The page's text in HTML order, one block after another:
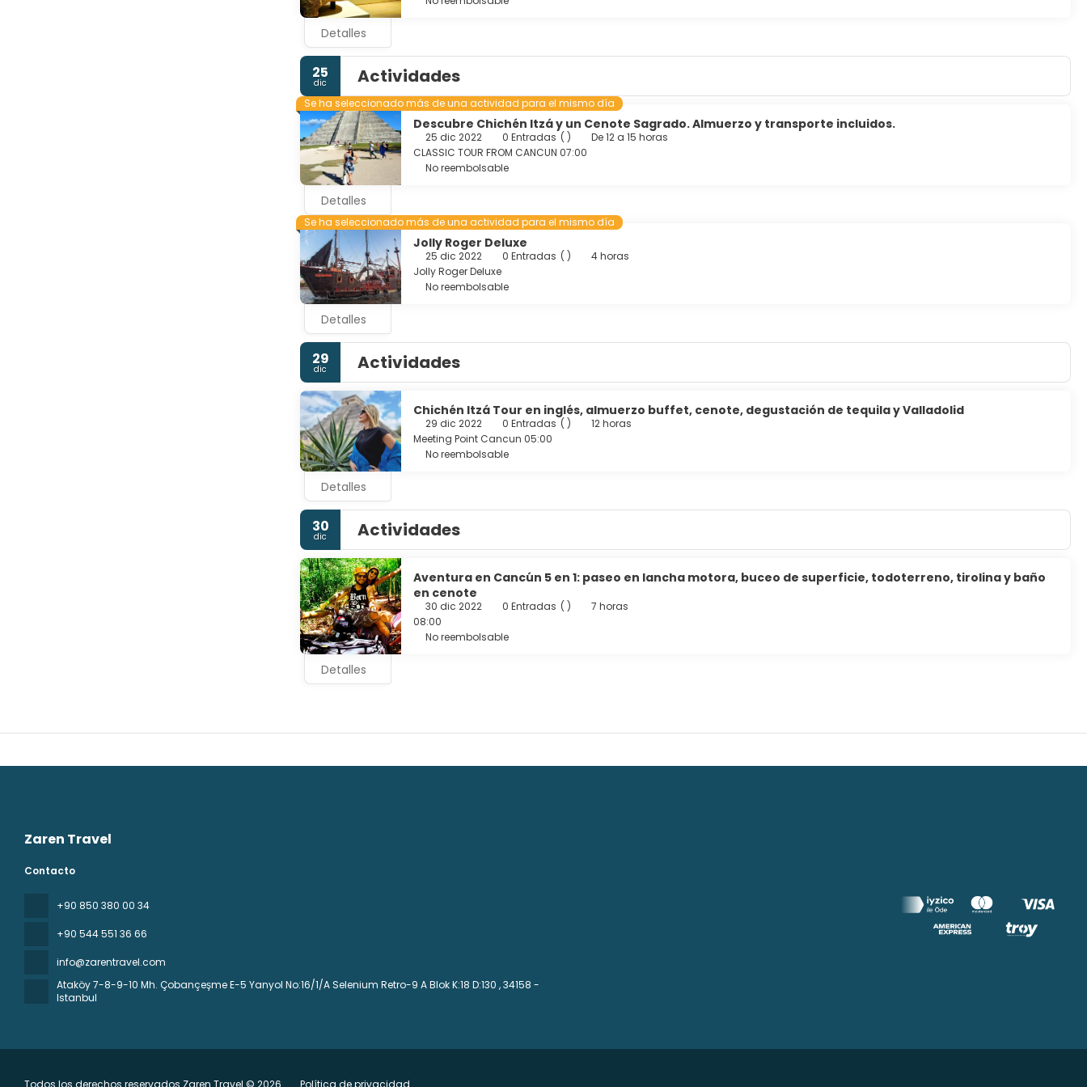
Detalles
25
dic Actividades
Se ha seleccionado más de una actividad para el mismo día
Descubre Chichén Itzá y un Cenote Sagrado. Almuerzo y transporte incluidos.
25 dic 2022 0 Entradas ( )
De 12 a 15 horas
CLASSIC TOUR FROM CANCUN 07:00
No reembolsable
Detalles
Se ha seleccionado más de una actividad para el mismo día
Jolly Roger Deluxe
25 dic 2022 0 Entradas ( )
4 horas
Jolly Roger Deluxe
No reembolsable
Detalles
29
dic Actividades
Chichén Itzá Tour en inglés, almuerzo buffet, cenote, degustación de tequila y Valladolid
29 dic 2022 0 Entradas ( )
12 horas
Meeting Point Cancun 05:00
No reembolsable
Detalles
30
dic Actividades
Aventura en Cancún 5 en 1: paseo en lancha motora, buceo de superficie, todoterreno, tirolina y baño
en cenote
30 dic 2022 0 Entradas ( )
7 horas
08:00
No reembolsable
Detalles
Zaren Travel
Contacto
+90 850 380 00 34
+90 544 551 36 66
info@zarentravel.com
Ataköy 7-8-9-10 Mh. Çobançeşme E-5 Yanyol No:16/1/A Selenium Retro-9 A Blok K:18 D:130 , 34158 -
Istanbul
Todos los derechos reservados Zaren Travel © 2026 Política de privacidad